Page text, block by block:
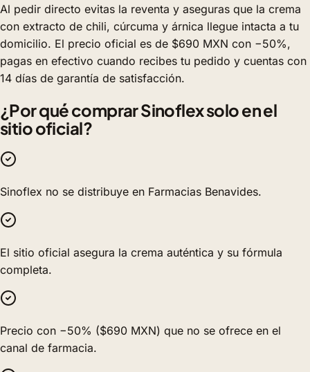
Al pedir directo evitas la reventa y aseguras que la crema
con extracto de chili, cúrcuma y árnica llegue intacta a tu
domicilio. El precio oficial es de $690 MXN con −50%,
pagas en efectivo cuando recibes tu pedido y cuentas con
14 días de garantía de satisfacción.
¿Por qué comprar Sinoflex solo en el
sitio oficial?
Sinoflex no se distribuye en Farmacias Benavides.
El sitio oficial asegura la crema auténtica y su fórmula
completa.
Precio con −50% ($690 MXN) que no se ofrece en el
canal de farmacia.